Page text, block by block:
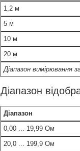
1,2 м
5 м
10 м
20 м
Діапазон вимірювання
Діапазон
Діапазон
0,00 ... 19,99 Ом
20,0 ... 199,9 Ом